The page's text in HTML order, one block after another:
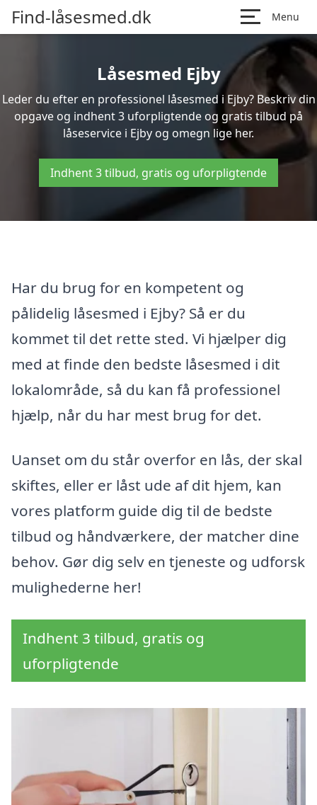
Find-låsesmed.dk Menu
Låsesmed Ejby
Leder du efter en professionel låsesmed i Ejby? Beskriv din
opgave og indhent 3 uforpligtende og gratis tilbud på
låseservice i Ejby og omegn lige her.
Indhent 3 tilbud, gratis og uforpligtende
Har du brug for en kompetent og
pålidelig låsesmed i Ejby? Så er du
kommet til det rette sted. Vi hjælper dig
med at finde den bedste låsesmed i dit
lokalområde, så du kan få professionel
hjælp, når du har mest brug for det.
Uanset om du står overfor en lås, der skal
skiftes, eller er låst ude af dit hjem, kan
vores platform guide dig til de bedste
tilbud og håndværkere, der matcher dine
behov. Gør dig selv en tjeneste og udforsk
mulighederne her!
Indhent 3 tilbud, gratis og
uforpligtende